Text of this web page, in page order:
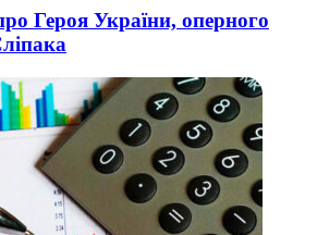
Героя України, оперного